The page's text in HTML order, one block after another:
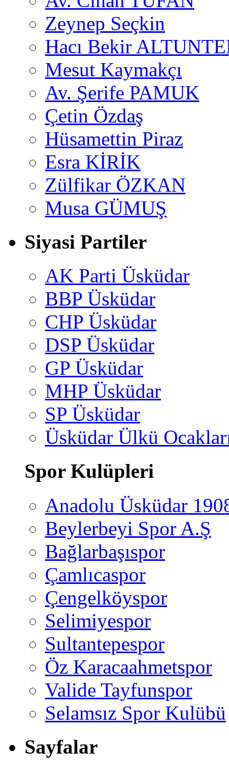
Zeynep Seçkin
Hacı Bekir
Mesut Kaymakçı
Av. Şerife PAMUK
Çetin Özdaş
Hüsamettin Piraz
Esra KİRİK
Zülfikar ÖZKAN
Musa GÜMUŞ
Siyasi Partiler
AK Parti Üsküdar
BBP Üsküdar
CHP Üsküdar
DSP Üsküdar
GP Üsküdar
MHP Üsküdar
SP Üsküdar
Üsküdar Ülkü
Spor Kulüpleri
Anadolu Üsküdar
Beylerbeyi Spor A.Ş
Bağlarbaşıspor
Çamlıcaspor
Çengelköyspor
Selimiyespor
Sultantepespor
Öz Karacaahmetspor
Valide Tayfunspor
Selamsız Spor Kulübü
Sayfalar